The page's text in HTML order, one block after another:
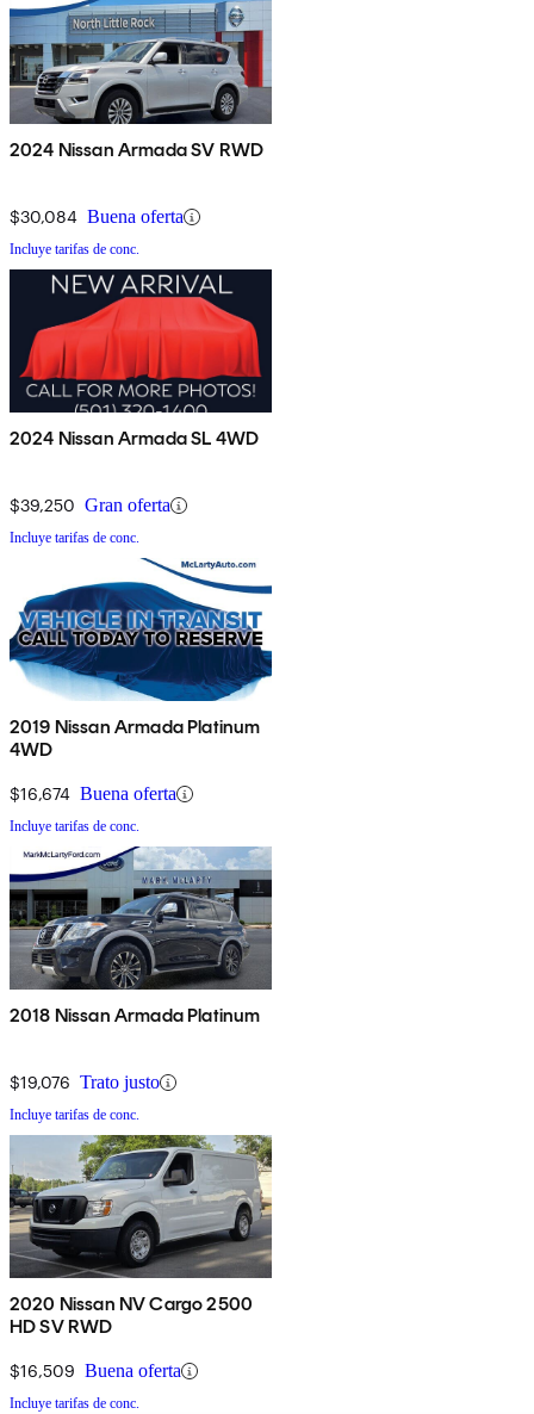
2024 Nissan Armada SV RWD
$30,084 Buena oferta
Incluye tarifas de conc.
2024 Nissan Armada SL 4WD
$39,250 Gran oferta
Incluye tarifas de conc.
2019 Nissan Armada Platinum
4WD
$16,674 Buena oferta
Incluye tarifas de conc.
2018 Nissan Armada Platinum
$19,076 Trato justo
Incluye tarifas de conc.
2020 Nissan NV Cargo 2500
HD SV RWD
$16,509 Buena oferta
Incluye tarifas de conc.